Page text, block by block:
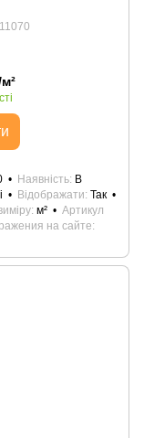
Наявність В
Відображати Так
м²
Артикул
на сайте